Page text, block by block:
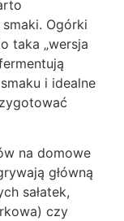
Ogórki
taka „wersja
i idealne
na domowe
główną
sałatek,
czy